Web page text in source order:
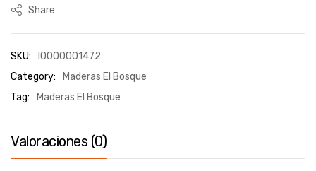
Share
SKU:
I0000001472
Category:
Maderas El Bosque
Tag:
Maderas El Bosque
Valoraciones (0)